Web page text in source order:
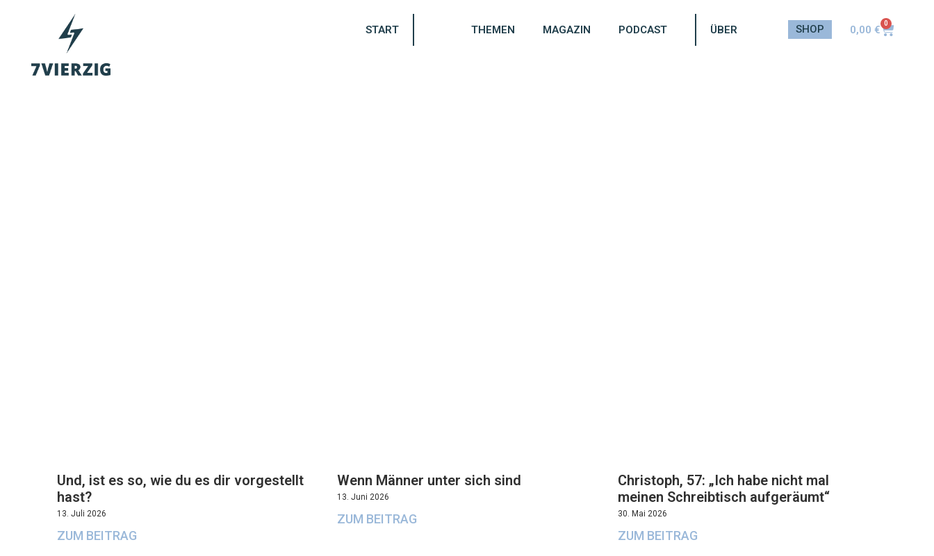
START THEMEN MAGAZIN PODCAST ÜBER SHOP 0,00€ 0
Und, ist es so, wie du es dir vorgestellt
hast?
13. Juli 2026
ZUM BEITRAG
Wenn Männer unter sich sind
13. Juni 2026
ZUM BEITRAG
Christoph, 57: „Ich habe nicht mal
meinen Schreibtisch aufgeräumt“
30. Mai 2026
ZUM BEITRAG